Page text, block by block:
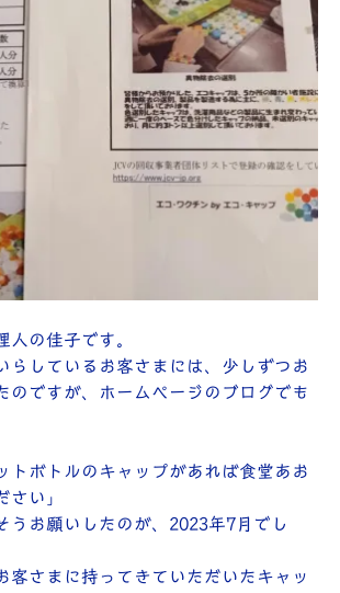
人の佳子です。
らしているお客さまには、少しずつお
のですが、ホームページのブログでも
トボトルのキャップがあれば食堂あお
さい」
うお願いしたのが、2023年7月でし
客さまに持ってきていただいたキャッ